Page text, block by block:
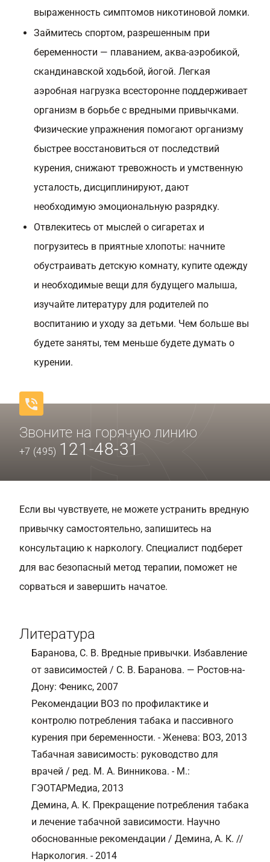
выраженность симптомов никотиновой ломки.
Займитесь спортом, разрешенным при
беременности — плаванием, аква-аэробикой,
скандинавской ходьбой, йогой. Легкая
аэробная нагрузка всесторонне поддерживает
организм в борьбе с вредными привычками.
Физические упражнения помогают организму
быстрее восстановиться от последствий
курения, снижают тревожность и умственную
усталость, дисциплинируют, дают
необходимую эмоциональную разрядку.
Отвлекитесь от мыслей о сигаретах и
погрузитесь в приятные хлопоты: начните
обустраивать детскую комнату, купите одежду
и необходимые вещи для будущего малыша,
изучайте литературу для родителей по
воспитанию и уходу за детьми. Чем больше вы
будете заняты, тем меньше будете думать о
курении.
Звоните на горячую линию
+7 (495) 121-48-31
Если вы чувствуете, не можете устранить вредную
привычку самостоятельно, запишитесь на
консультацию к наркологу. Специалист подберет
для вас безопасный метод терапии, поможет не
сорваться и завершить начатое.
Литература
Баранова, С. В. Вредные привычки. Избавление
от зависимостей / С. В. Баранова. — Ростов-на-
Дону: Феникс, 2007
Рекомендации ВОЗ по профилактике и
контролю потребления табака и пассивного
курения при беременности. - Женева: ВОЗ, 2013
Табачная зависимость: руководство для
врачей / ред. М. А. Винникова. - М.:
ГЭОТАРМедиа, 2013
Демина, А. К. Прекращение потребления табака
и лечение табачной зависимости. Научно
обоснованные рекомендации / Демина, А. К. //
Наркология. - 2014